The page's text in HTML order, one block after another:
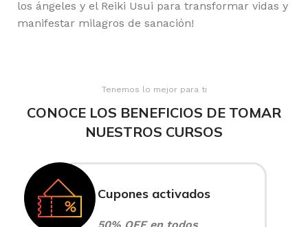
los ángeles y el Reiki Usui para transformar vidas y
manifestar milagros de sanación!
Tenemos lo mejor para ti
CONOCE LOS BENEFICIOS DE TOMAR
NUESTROS CURSOS
Cupones activados
50% OFF en todos